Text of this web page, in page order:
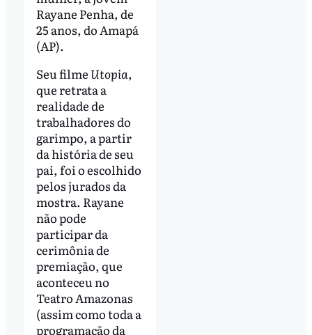
Rayane Penha, de
25 anos, do Amapá
(AP).
Seu filme Utopia,
que retrata a
realidade de
trabalhadores do
garimpo, a partir
da história de seu
pai, foi o escolhido
pelos jurados da
mostra. Rayane
não pode
participar da
cerimônia de
premiação, que
aconteceu no
Teatro Amazonas
(assim como toda a
programação da